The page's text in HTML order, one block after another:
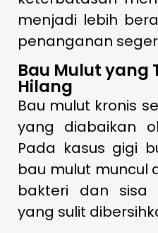
menjadi lebih
penanganan
Bau Mulut yang
Hilang
Bau mulut kronis
yang diabaikan
Pada kasus gigi
bau mulut muncul
bakteri dan sisa
yang sulit